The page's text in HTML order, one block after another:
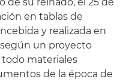
de su reinado, el 25 de
en tablas de
y realizada en
un proyecto
materiales
de la época de